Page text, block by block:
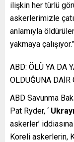
ilişkin her türlü
askerlerimizle
anlamıyla
yakmaya
ABD: ÖLÜ YA DA
OLDUĞUNA DAİR
ABD Savunma
Pat Ryder, ‘
askerler’
Koreli askerlerin,